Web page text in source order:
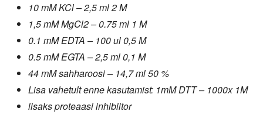
10 mM KCl – 2,5 ml 2 M
1,5 mM MgCl2 – 0.75 ml 1 M
0.1 mM EDTA – 100 ul 0,5 M
0.5 mM EGTA – 2,5 ml 0,1 M
44 mM sahharoosi – 14,7 ml 50 %
Lisa vahetult enne kasutamist: 1mM DTT – 1000x 1M
lisaks proteaasi inhibiitor